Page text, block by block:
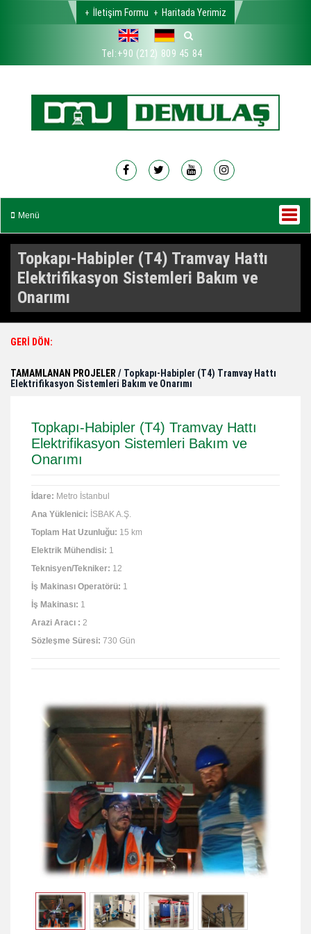
Tel:+90 (212) 809 45 84
İletişim Formu Haritada Yerimiz
Menü
Topkapı-Habipler (T4) Tramvay Hattı
Elektrifikasyon Sistemleri Bakım ve
Onarımı
GERİ DÖN:
TAMAMLANAN PROJELER / Topkapı-Habipler (T4) Tramvay Hattı
Elektrifikasyon Sistemleri Bakım ve Onarımı
Topkapı-Habipler (T4) Tramvay Hattı
Elektrifikasyon Sistemleri Bakım ve
Onarımı
İdare: Metro İstanbul
Ana Yüklenici: İSBAK A.Ş.
Toplam Hat Uzunluğu: 15 km
Elektrik Mühendisi: 1
Teknisyen/Tekniker: 12
İş Makinası Operatörü: 1
İş Makinası: 1
Arazi Aracı : 2
Sözleşme Süresi: 730 Gün